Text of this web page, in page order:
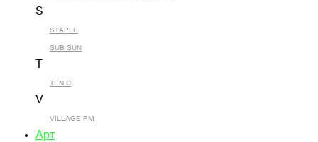
S
STAPLE
SUB SUN
TEN C
V
VILLAGE PM
Арт